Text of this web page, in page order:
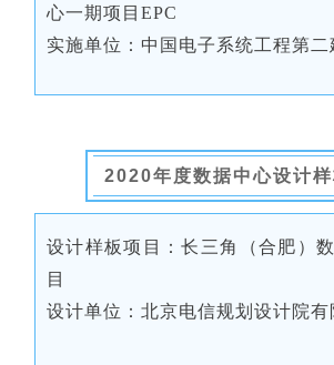
心一期项目EPC
实施单位：中国电子系统工程第二
2020年度数据中心设计样
设计样板项目：长三角（合肥）
目
设计单位：北京电信规划设计院有